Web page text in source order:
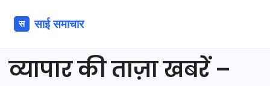
व्यापार की ताज़ा खबरें –